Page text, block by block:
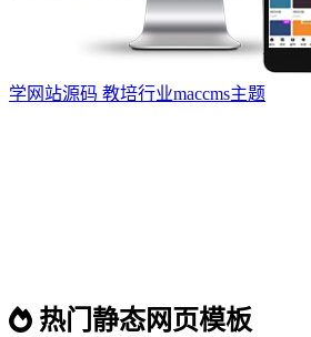
学网站源码 教培行业maccms主题
热门静态网页模板